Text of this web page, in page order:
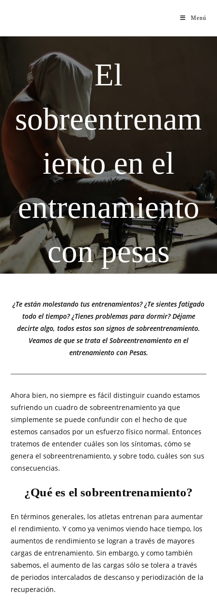
Menú
El
sobreentrenam
iento en el
entrenamiento
con pesas
¿Te están molestando tus entrenamientos? ¿Te sientes fatigado
todo el tiempo? ¿Tienes problemas para dormir? Déjame
decirte algo, todos estos son signos de sobreentrenamiento.
Veamos de que se trata el Sobreentrenamiento en el
entrenamiento con Pesas.
Ahora bien, no siempre es fácil distinguir cuando estamos
sufriendo un cuadro de sobreentrenamiento ya que
simplemente se puede confundir con el hecho de que
estemos cansados por un esfuerzo físico normal. Entonces
tratemos de entender cuáles son los síntomas, cómo se
genera el sobreentrenamiento, y sobre todo, cuáles son sus
consecuencias.
¿Qué es el sobreentrenamiento?
En términos generales, los atletas entrenan para aumentar
el rendimiento. Y como ya venimos viendo hace tiempo, los
aumentos de rendimiento se logran a través de mayores
cargas de entrenamiento. Sin embargo, y como también
sabemos, el aumento de las cargas sólo se tolera a través
de periodos intercalados de descanso y periodización de la
recuperación.